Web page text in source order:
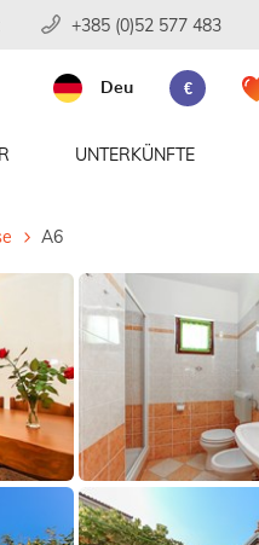
+385 (0)52 577 483
UNTERKÜNFTE
Deu €
A6